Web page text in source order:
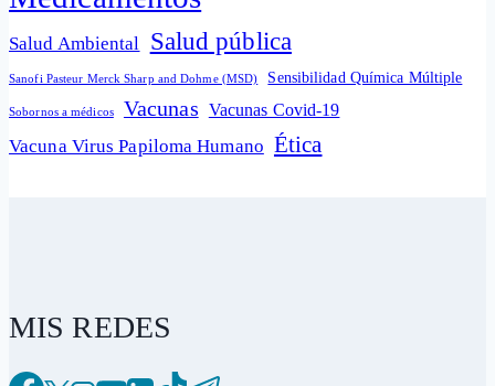
Salud Ambiental Salud pública
Sanofi Pasteur Merck Sharp and Dohme (MSD) Sensibilidad Química Múltiple
Sobornos a médicos Vacunas Vacunas Covid-19
Vacuna Virus Papiloma Humano Ética
MIS REDES